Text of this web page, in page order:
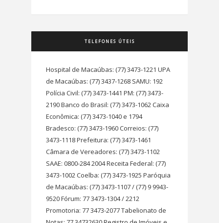
TELEFONES ÚTEIS
Hospital de Macaúbas: (77) 3473-1221 UPA
de Macaúbas: (77) 3437-1268 SAMU: 192
Polícia Civil: (77) 3473-1441 PM: (77) 3473-
2190 Banco do Brasil: (77) 3473-1062 Caixa
Econômica: (77) 3473-1040 e 1794
Bradesco: (77) 3473-1960 Correios: (77)
3473-1118 Prefeitura: (77) 3473-1461
Câmara de Vereadores: (77) 3473-1102
SAAE: 0800-284 2004 Receita Federal: (77)
3473-1002 Coelba: (77) 3473-1925 Paróquia
de Macaúbas: (77) 3473-1107 / (77) 9 9943-
9520 Fórum: 77 3473-1304 / 2212
Promotoria: 77 3473-2077 Tabelionato de